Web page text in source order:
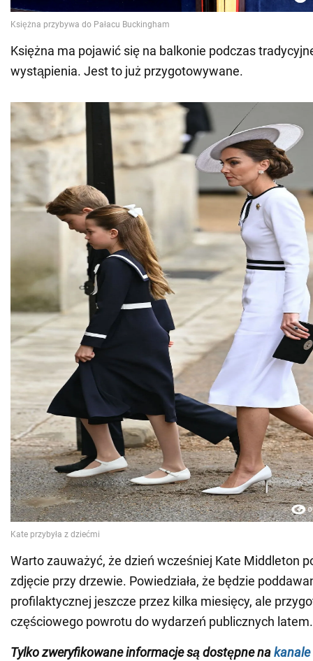
Księżna ma pojawić się na balkonie podczas
wystąpienia. Jest to już przygotowywane.
Warto zauważyć, że dzień wcześniej Kate Middleton
zdjęcie przy drzewie. Powiedziała, że będzie
profilaktycznej jeszcze przez kilka miesięcy, ale
częściowego powrotu do wydarzeń publicznych latem.
Tylko zweryfikowane informacje są dostępne nakanale